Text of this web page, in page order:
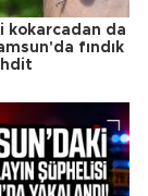
kokarcadan da
fındık